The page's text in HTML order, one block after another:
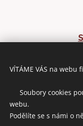
VÍTÁME VÁS na webu
🍪 Soubory cookies
webu.
Podělíte se s námi o